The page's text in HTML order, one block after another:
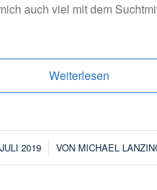
auch viel mit dem
Weiterlesen
2019
/ VON MICHAEL